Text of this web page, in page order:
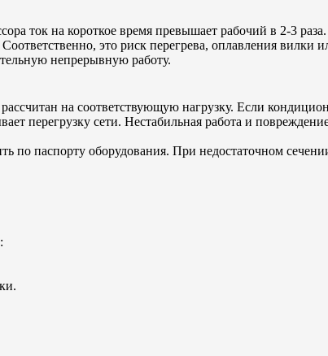
ток на короткое время превышает рабочий в 2-3
это риск перегрева, оплавления вилки
непрерывную работу.
на соответствующую нагрузку. Если
перегрузку сети. Нестабильная работа и
по паспорту оборудования. При недостаточном